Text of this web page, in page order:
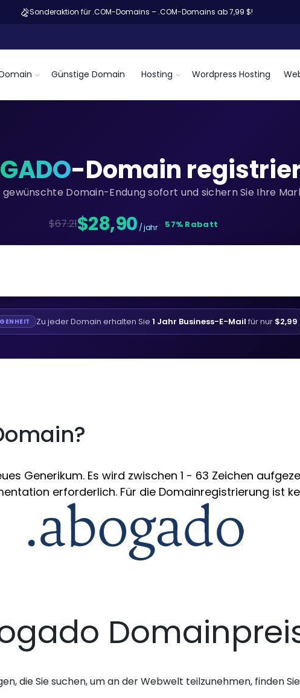
Sonderaktion für .COM-Domains – .COM-Domains ab 7,99 $!
Günstige Domain Hosting Wordpress Hosting
-Domain
gewünschte Domain-Endung sofort und sichern Sie Ihre
$67.21$28,90 / jahr 57% Rabatt
Zu jeder Domain erhalten Sie 1 Jahr Business-E-Mail für nur $2,99
Generikum. Es wird zwischen 1 - 63 Zeichen
erforderlich. Für die Domainregistrierung ist
die Sie suchen, um an der Webwelt teilzunehmen, finden